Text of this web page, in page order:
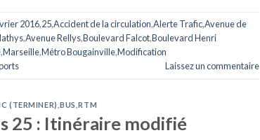
2016,25,Accident de la circulation,Alerte Trafic,Avenue de
,Avenue Rellys,Boulevard Falcot,Boulevard Henri
,Marseille,Métro Bougainville,Modification
Laissez un commentaire
(TERMINER) ,BUS ,RTM
25 : Itinéraire modifié